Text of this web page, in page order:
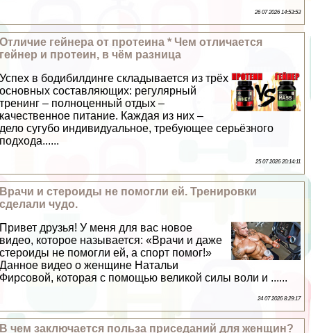
26 07 2026 14:53:53
Отличие гeйнера от протеина * Чем отличается
гeйнер и протеин, в чём разница
Успех в бодибилдинге складывается из трёх
основных составляющих: регулярный
тренинг – полноценный отдых –
качественное питание. Каждая из них –
дело сугубо индивидуальное, требующее серьёзного
подхода......
25 07 2026 20:14:11
Врачи и стероиды не помогли ей. Тренировки
сделали чудо.
Привет друзья! У меня для вас новое
видео, которое называется: «Врачи и даже
стероиды не помогли ей, а спорт помог!»
Данное видео о женщине Натальи
Фирсовой, которая с помощью великой силы воли и ......
24 07 2026 8:29:17
В чем заключается польза приседаний для женщин?